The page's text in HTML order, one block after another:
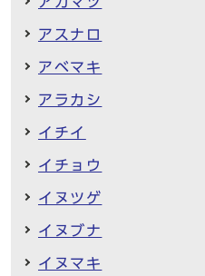
アスナロ
アベマキ
アラカシ
イチイ
イチョウ
イヌツゲ
イヌブナ
イヌマキ